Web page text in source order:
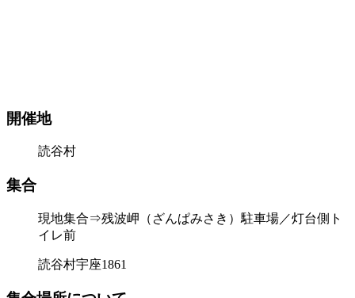
開催地
読谷村
集合
現地集合⇒残波岬（ざんぱみさき）駐車場／灯台側ト
イレ前
読谷村宇座1861